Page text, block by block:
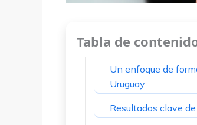
Tabla de
Un enfoque de
Uruguay
Resultados clave